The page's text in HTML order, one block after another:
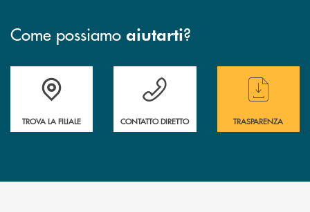
Come possiamo aiutarti?
Accedi all' elenco completo delle filiali
TROVA LA FILIALE
Hai bisogno di assistenza immediata ?
CONTATTO DIRETTO
Hai bisogno di
TRASPARENZA